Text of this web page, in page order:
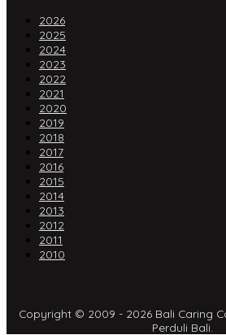
2026
2025
2024
2023
2022
2021
2020
2019
2018
2017
2016
2015
2014
2013
2012
2011
2010
Copyright © 2009 - 2026 Bali Caring
Perduli Bali.